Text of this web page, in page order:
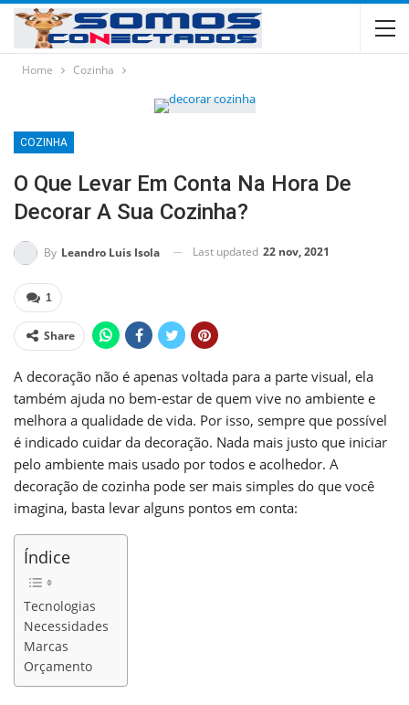
Home Cozinha
COZINHA
O Que Levar Em Conta Na Hora De
Decorar A Sua Cozinha?
By Leandro Luis Isola Last updated 22 nov, 2021
1
Share
A decoração não é apenas voltada para a parte visual, ela
também ajuda no bem-estar de quem vive no ambiente e
melhora a qualidade de vida. Por isso, sempre que possível
é indicado cuidar da decoração. Nada mais justo que iniciar
pelo ambiente mais usado por todos e acolhedor. A
decoração de cozinha pode ser mais simples do que você
imagina, basta levar alguns pontos em conta:
Índice
Tecnologias
Necessidades
Marcas
Orçamento